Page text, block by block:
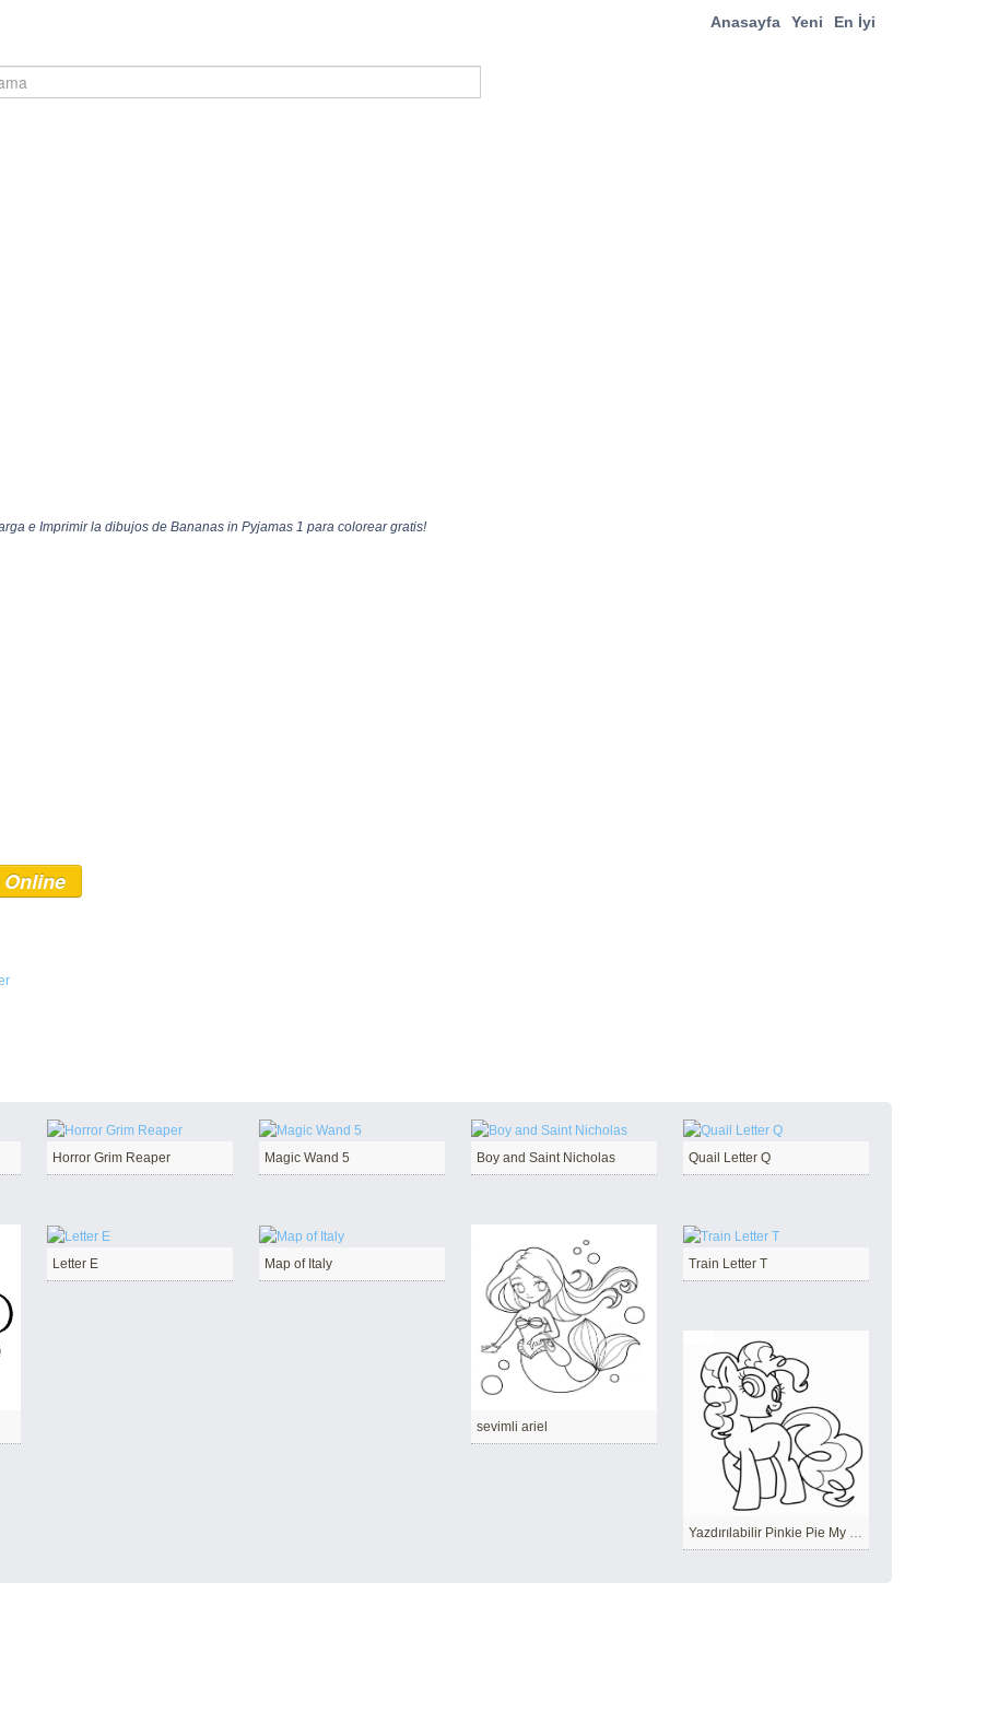
Anasayfa Yeni En İyi
e Imprimir la dibujos de Bananas in Pyjamas 1 para colorear gratis!
Horror Grim Reaper Magic Wand 5 Boy and Saint Nicholas Quail Letter Q
Letter E Map of Italy
sevimli ariel
Train Letter T